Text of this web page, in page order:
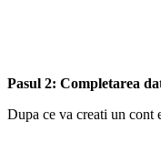
Pasul 2: Completarea
Dupa ce va creati un cont